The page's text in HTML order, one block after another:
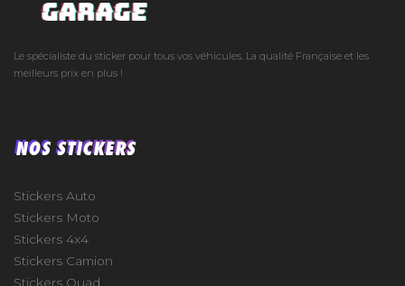
Le spécialiste du sticker pour tous vos véhicules. La qualité Française et les
meilleurs prix en plus !
NOS STICKERS
Stickers Auto
Stickers Moto
Stickers 4x4
Stickers Camion
Stickers Quad